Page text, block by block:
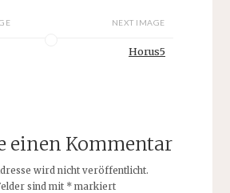
NEXT IMAGE
Horus5
einen Kommentar
wird nicht veröffentlicht.
sind mit *markiert